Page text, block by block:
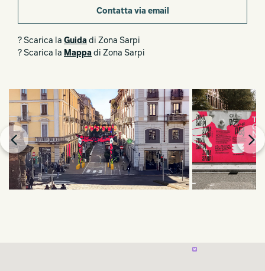
Contatta via email
? Scarica la Guida di Zona Sarpi
? Scarica la Mappa di Zona Sarpi